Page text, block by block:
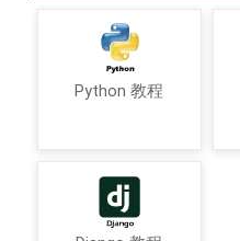
Python 教程